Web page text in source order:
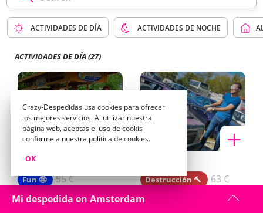
ACTIVIDADES DE DÍA ACTIVIDADES DE NOCHE
ACTIVIDADES DE DÍA(27)
Beer Bike
Fun 🤪 55 € Destrucción 🔨
63 €
Mi despedida en Amsterdam
Crazy-Despedidas usa cookies para ofrecer
los mejores servicios. Al utilizar nuestra
página web, aceptas el uso de cookis
conforme a nuestra política de cookies.
OK